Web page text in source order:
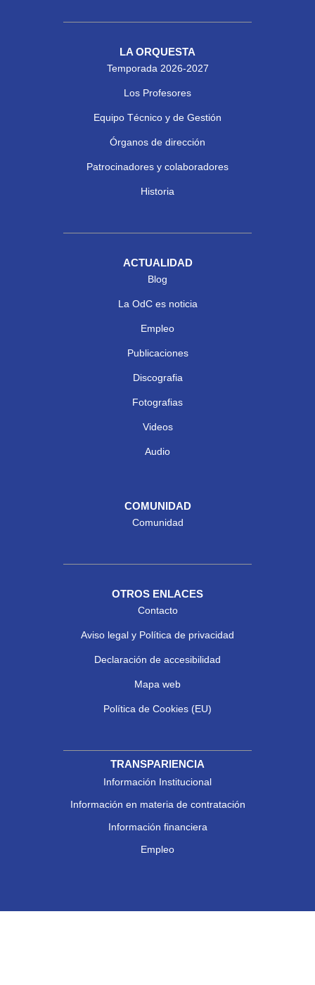
LA ORQUESTA
Temporada 2026-2027
Los Profesores
Equipo Técnico y de Gestión
Órganos de dirección
Patrocinadores y colaboradores
Historia
ACTUALIDAD
Blog
La OdC es noticia
Empleo
Publicaciones
Discografia
Fotografias
Videos
Audio
COMUNIDAD
Comunidad
OTROS ENLACES
Contacto
Aviso legal y Política de privacidad
Declaración de accesibilidad
Mapa web
Política de Cookies (EU)
TRANSPARIENCIA
Información Institucional
Información en materia de contratación
Información financiera
Empleo